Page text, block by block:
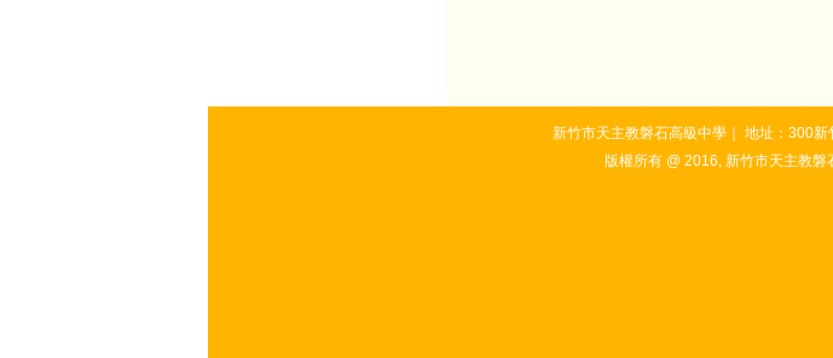
新竹市天主教磐石高級中學｜ 地址：300
版權所有 @ 2016, 新竹市天主教